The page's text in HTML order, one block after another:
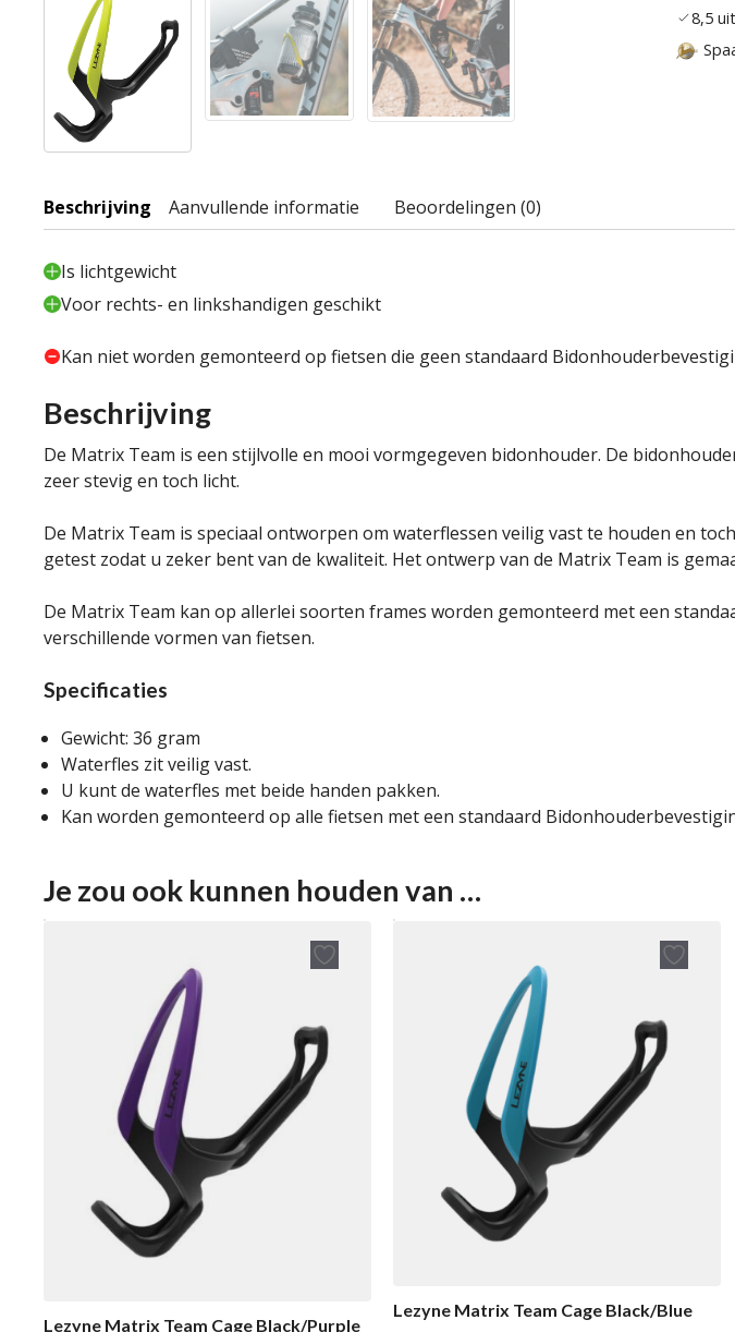
8,5
Beschrijving Aanvullende informatie Beoordelingen (0)
Is lichtgewicht
Voor rechts- en linkshandigen geschikt
Kan niet worden gemonteerd op fietsen die geen standaard
Beschrijving
De Matrix Team is een stijlvolle en mooi vormgegeven bidonhouder. De
zeer stevig en toch licht.
De Matrix Team is speciaal ontworpen om waterflessen veilig vast te houden en
getest zodat u zeker bent van de kwaliteit. Het ontwerp van de Matrix Team is
De Matrix Team kan op allerlei soorten frames worden gemonteerd met een
verschillende vormen van fietsen.
Specificaties
Gewicht: 36 gram
Waterfles zit veilig vast.
U kunt de waterfles met beide handen pakken.
Kan worden gemonteerd op alle fietsen met een standaard
Je zou ook kunnen houden van …
Lezyne Matrix Team Cage Black/Purple
Lezyne Matrix Team Cage Black/Blue